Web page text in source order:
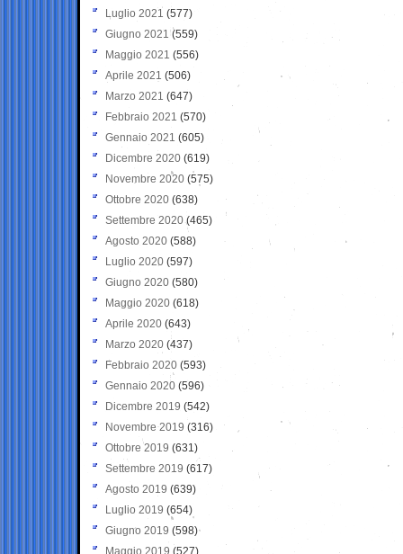
Luglio 2021 (577)
Giugno 2021(559)
Maggio 2021 (556)
Aprile 2021 (506)
Marzo 2021 (647)
Febbraio 2021 (570)
Gennaio 2021 (605)
Dicembre 2020 (619)
Novembre 2020 (575)
Ottobre 2020 (638)
Settembre 2020(465)
Agosto 2020 (588)
Luglio 2020 (597)
Giugno 2020 (580)
Maggio 2020 (618)
Aprile 2020 (643)
Marzo 2020 (437)
Febbraio 2020 (593)
Gennaio 2020 (596)
Dicembre 2019 (542)
Novembre 2019 (316)
Ottobre 2019 (631)
Settembre 2019 (617)
Agosto 2019 (639)
Luglio 2019 (654)
Giugno 2019 (598)
Maggio 2019 (527)